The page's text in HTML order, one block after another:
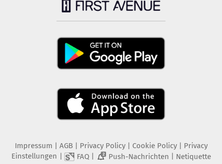
Impressum AGB Privacy Policy| Cookie Policy| Privacy
Einstellungen
FAQ| 2 Push-Nachrichten Netiquette